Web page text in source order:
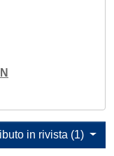
in rivista (1)